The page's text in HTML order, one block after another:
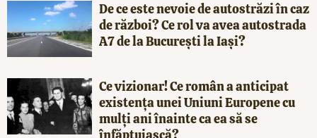
De ce este nevoie de autostrăzi în caz
de război? Ce rol va avea autostrada
A7 de la București la Iași?
Ce vizionar! Ce român a anticipat
existența unei Uniuni Europene cu
mulți ani înainte ca ea să se